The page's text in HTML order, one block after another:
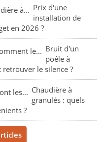
Prix d'une
installation de
en 2026 ?
Bruit d'un
poêle à
le silence ?
Chaudière à
granulés : quels
?